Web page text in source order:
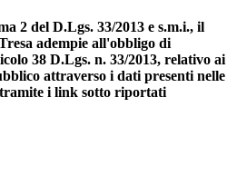
2 del D.Lgs. 33/2013 e s.m.i., il
adempie all'obbligo di
38 D.Lgs. n. 33/2013, relativo ai
attraverso i dati presenti nelle
i link sotto riportati